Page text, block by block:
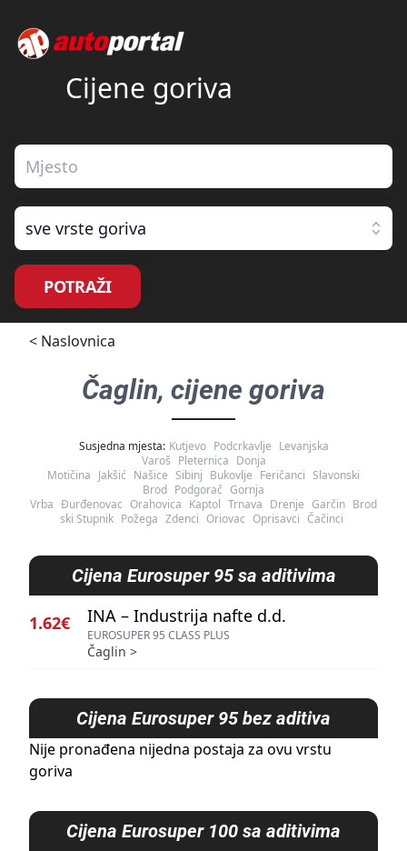
Cijene goriva
sve vrste goriva
POTRAŽI
< Naslovnica
Čaglin, cijene goriva
Susjedna mjesta: Kutjevo Podcrkavlje Levanjska
Varoš Pleternica Donja
Motičina Jakšić Našice Sibinj Bukovlje Feričanci Slavonski
Brod Podgorač Gornja
Vrba Đurđenovac Orahovica Kaptol Trnava Drenje Garčin Brod
ski Stupnik Požega Zdenci Oriovac Oprisavci Čačinci
Cijena Eurosuper 95 sa aditivima
1.62€ INA – Industrija nafte d.d.
EUROSUPER 95 CLASS PLUS
Čaglin >
Cijena Eurosuper 95 bez aditiva
Nije pronađena nijedna postaja za ovu vrstu
goriva
Cijena Eurosuper 100 sa aditivima